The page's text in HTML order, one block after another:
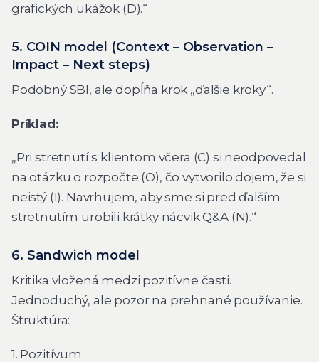
grafických ukážok (D).“
5. COIN model (Context – Observation –
Impact – Next steps)
Podobný SBI, ale dopĺňa krok „ďalšie kroky“.
Príklad:
„Pri stretnutí s klientom včera (C) si neodpovedal
na otázku o rozpočte (O), čo vytvorilo dojem, že si
neistý (I). Navrhujem, aby sme si pred ďalším
stretnutím urobili krátky nácvik Q&A (N).“
6. Sandwich model
Kritika vložená medzi pozitívne časti.
Jednoduchý, ale pozor na prehnané používanie.
Štruktúra:
1. Pozitívum